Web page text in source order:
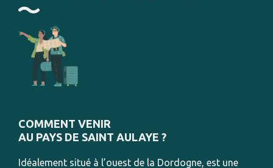
COMMENT VENIR
AU PAYS DE SAINT AULAYE ?
Idéalement situé à l’ouest de la Dordogne, est une